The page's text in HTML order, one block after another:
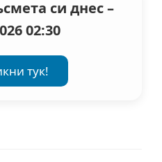
си днес –
02:30
тук!